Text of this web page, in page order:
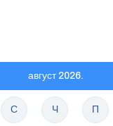
август 2026.
С Ч П